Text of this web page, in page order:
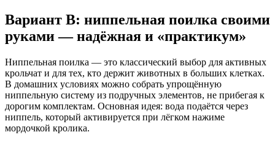
Вариант B: ниппельная поилка своими
руками — надёжная и «практикум»
Ниппельная поилка — это классический выбор для активных
крольчат и для тех, кто держит животных в больших клетках.
В домашних условиях можно собрать упрощённую
ниппельную систему из подручных элементов, не прибегая к
дорогим комплектам. Основная идея: вода подаётся через
ниппель, который активируется при лёгком нажиме
мордочкой кролика.